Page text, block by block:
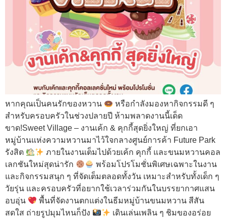
หากคุณเป็นคนรักของหวาน
หรือกำลังมองหากิจกรรมดี ๆ
สำหรับครอบครัวในช่วงปลายปี ห้ามพลาดงานนี้เด็ด
ขาด!Sweet Village – งานเค้ก & คุกกี้สุดยิ่งใหญ่ ที่ยกเอา
หมู่บ้านแห่งความหวานมาไว้ใจกลางศูนย์การค้า Future Park
รังสิต
ภายในงานเต็มไปด้วยเค้ก คุกกี้ และขนมหวานคอล
เลกชันใหม่สุดน่ารัก
พร้อมโปรโมชั่นพิเศษเฉพาะในงาน
และกิจกรรมสนุก ๆ ที่จัดเต็มตลอดทั้งวัน เหมาะสำหรับทั้งเด็ก ๆ
วัยรุ่น และครอบครัวที่อยากใช้เวลาร่วมกันในบรรยากาศแสน
อบอุ่น
พื้นที่จัดงานตกแต่งในธีมหมู่บ้านขนมหวาน สีสัน
สดใส ถ่ายรูปมุมไหนก็ปัง
เดินเล่นเพลิน ๆ ชิมของอร่อย